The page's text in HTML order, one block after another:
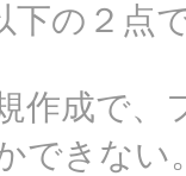
下の２点
作成で、
できない